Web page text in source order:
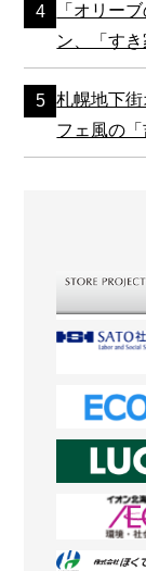
「オリー
ン、「す
札幌地下
フェ風の